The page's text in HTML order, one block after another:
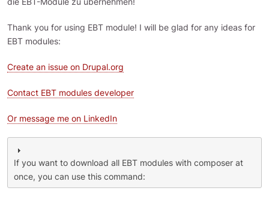
Thank you for using EBT module! I will be glad for any ideas for
EBT modules:
Create an issue on Drupal.org
Contact EBT modules developer
Or message me on LinkedIn
If you want to download all EBT modules with composer at
once, you can use this command: